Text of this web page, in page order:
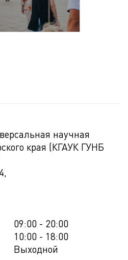
научная
края (КГАУК ГУНБ
09:00 - 20:00
10:00 - 18:00
Выходной